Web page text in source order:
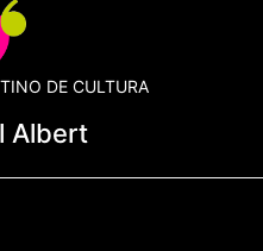
DE CULTURA
Albert